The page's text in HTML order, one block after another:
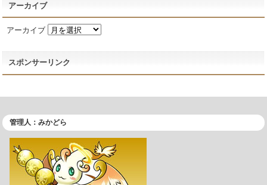
アーカイブ
アーカイブ
スポンサーリンク
管理人：みかどら